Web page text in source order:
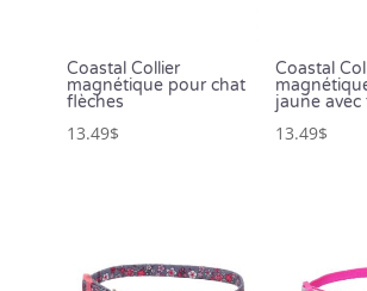
Coastal Collier
magnétique pour chat
flèches
13.49$
Coastal
jaune avec
13.49$